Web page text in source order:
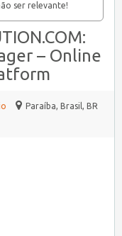
ser relevante!
– Online
Paraíba, Brasil, BR